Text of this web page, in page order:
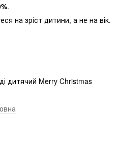
.
на зріст дитини, а не на вік.
дитячий Merry Christmas